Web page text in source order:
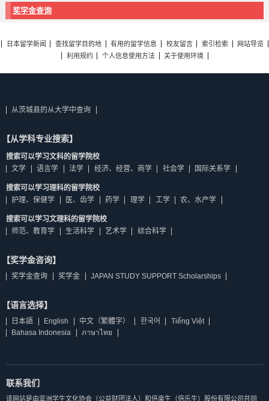
奖学金查询
日本留学新闻 查找留学目的地 有用的留学信息 校友留言 索引检索
网站导览
利用规约
个人信息使用方法 关于使用环境
从茨城县的从大学中查询
【从学科专业搜索】
搜索可以学习文科的留学院校
文学
语言学 法学 经济、经营、商学 社会学 国际关系学
搜索可以学习理科的留学院校
护理、保健学
医、齿学 药学 理学 工学 农、水产学
搜索可以学习文理科的留学院校
师范、教育学
生活科学 艺术学 综合科学
【奖学金咨询】
奖学金查询 奖学金 JAPAN STUDY SUPPORT Scholarships
【语言选择】
日本語 English 中文（繁體字） 한국어
Tiếng Việt
Bahasa Indonesia
ภาษาไทย
联系我们
该网站是由亚洲学生文化协会（公益财团法人）和倍楽生（倍乐生）股份有限公司共同